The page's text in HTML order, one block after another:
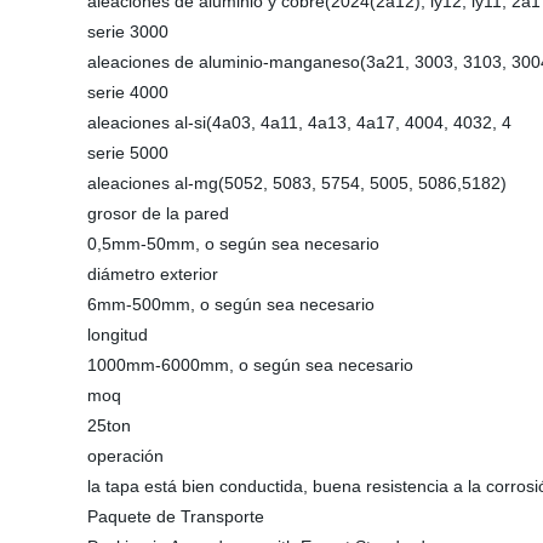
serie 3000
aleaciones de aluminio-manganeso(3a21, 3003, 3103,
serie 4000
aleaciones al-si(4a03, 4a11, 4a13, 4a17, 4004, 4032, 4
serie 5000
aleaciones al-mg(5052, 5083, 5754, 5005, 5086,5182)
grosor de la pared
0,5mm-50mm, o según sea necesario
diámetro exterior
6mm-500mm, o según sea necesario
longitud
1000mm-6000mm, o según sea necesario
moq
25ton
operación
la tapa está bien conductida, buena resistencia a la
Paquete de Transporte